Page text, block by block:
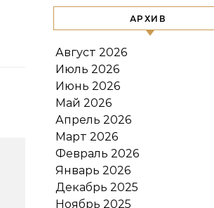
АРХИВ
Август 2026
Июль 2026
Июнь 2026
Май 2026
Апрель 2026
Март 2026
Февраль 2026
Январь 2026
Декабрь 2025
Ноябрь 2025